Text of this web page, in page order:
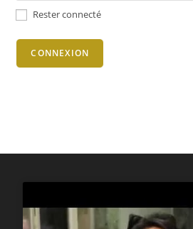
Rester connecté
CONNEXION